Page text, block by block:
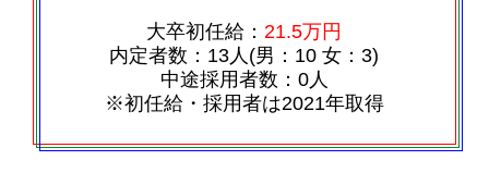
大卒初任給： 21.5万円
内定者数：13人(男：10 女：3)
中途採用者数：0人
※初任給・採用者は2021年取得